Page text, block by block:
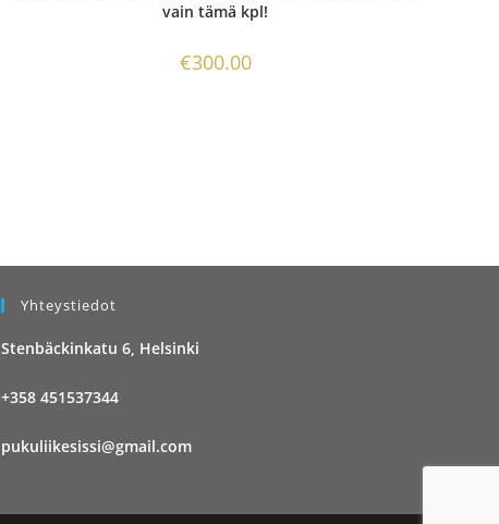
vain tämä kpl!
€300.00
Yhteystiedot
Stenbäckinkatu 6, Helsinki
+358 451537344
pukuliikesissi@gmail.com